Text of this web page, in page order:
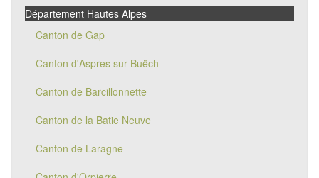
Département Hautes Alpes
Canton de Gap
Canton d'Aspres sur Buëch
Canton de Barcillonnette
Canton de la Batie Neuve
Canton de Laragne